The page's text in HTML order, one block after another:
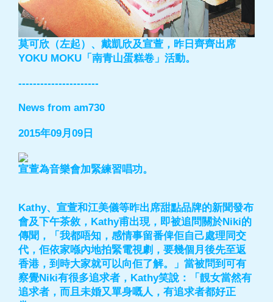
莫可欣（左起）、戴凱欣及宣萱，昨日齊齊出席
YOKU MOKU「南青山蛋糕卷」活動。
----------------------
News from am730
2015年09月09日
宣萱為音樂會加緊練習唱功。
Kathy、宣萱和江美儀等昨出席甜點品牌的新聞發布
會及下午茶敘，Kathy甫出現，即被追問關於Niki的
傳聞，「我都唔知，感情事留番俾佢自己處理同交
代，佢依家喺內地拍緊電視劇，要幾個月後先至返
香港，到時大家就可以向佢了解。」當被問到可有
察覺Niki有很多追求者，Kathy笑說：「靚女當然有
追求者，而且未婚又單身嘅人，有追求者都好正